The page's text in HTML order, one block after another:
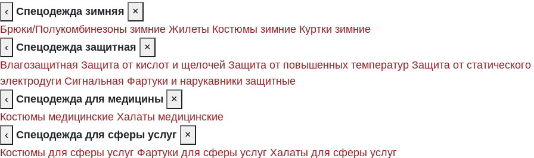
‹
Спецодежда зимняя
×
Брюки/Полукомбинезоны зимние Жилеты Костюмы зимние Куртки зимние
‹
Спецодежда защитная
×
Влагозащитная Защита от кислот и щелочей Защита от повышенных температур Защита от статического
электродуги Сигнальная Фартуки и нарукавники защитные
‹
Спецодежда для медицины
×
Костюмы медицинские Халаты медицинские
‹
Спецодежда для сферы услуг
×
Костюмы для сферы услуг Фартуки для сферы услуг Халаты для сферы услуг